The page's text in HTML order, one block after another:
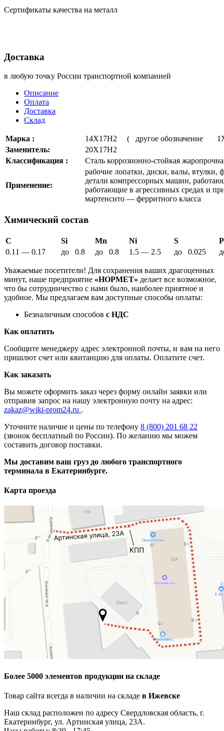
Сертификаты качества на металл
Доставка
в любую точку России транспортной компанией
Описание
Оплата
Доставка
Склад
Марка :
14Х17Н2 ( другое обозначение
Заменитель:
20Х17Н2
Классификация :
Сталь коррозионно-стойкая
Применение:
рабочие лопатки, диски, валы, втулки,
детали компрессорных машин,
работающие в агрессивных средах и
мартенсито — ферритного класса
Химический состав
C Si Mn Ni S
P
0.11 — 0.17
до 0.8 до 0.8 1.5 — 2.5 до 0.025
Уважаемые посетители! Для сохранения ваших драгоценных
минут, наше предприятие «НОРМЕТ» делает все возможное,
что бы сотрудничество с нами было, наиболее приятное и
удобное. Мы предлагаем вам доступные способы оплаты:
Безналичным способов с НДС
Как оплатить
Сообщите менеджеру адрес электронной почты, и вам на него
пришлют счет или квитанцию для оплаты. Оплатите счет.
Как заказать
Вы можете оформить заказ через форму онлайн заявки или
отправив запрос на нашу электронную почту на адрес:
zakaz@wiki-prom24.ru .
Уточните наличие и цены по телефону 8 (800) 201 68 22
(звонок бесплатный по России). По желанию мы можем
составить договор поставки.
Мы доставим ваш груз до любого транспортного
терминала в Екатеринбурге.
Карта проезда
Более 5000 элементов продукции на складе
Товар сайта всегда в наличии на складе в Ижевске
Наш склад расположен по адресу Свердловская область, г.
Екатеринбург, ул. Артинская улица, 23А.